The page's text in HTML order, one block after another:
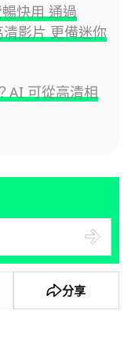
快用 通過
影片 更備迷你
AI 可從高清相
分享